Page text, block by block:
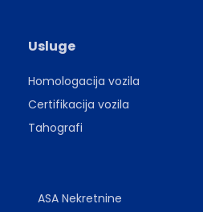
Usluge
Homologacija vozila
Certifikacija vozila
Tahografi
ASA Nekretnine